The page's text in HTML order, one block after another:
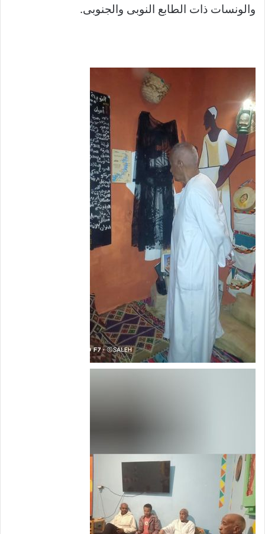
والونسات ذات الطابع النوبى والجنوبى.